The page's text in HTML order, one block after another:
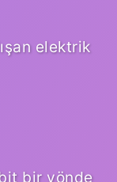
elektrik
bir yönde